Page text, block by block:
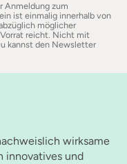
Anmeldung zum
ist einmalig innerhalb von
möglicher
Vorrat reicht. Nicht mit
kannst den Newsletter
wirksame
innovatives und